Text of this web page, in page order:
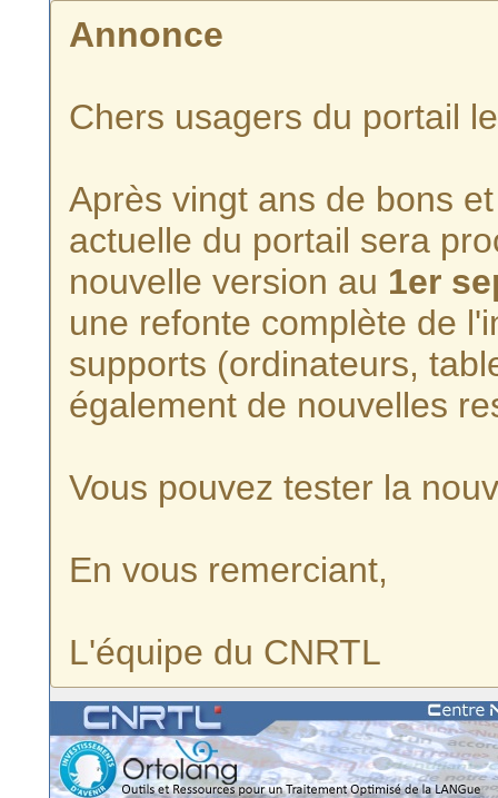
Annonce
Chers usagers du portail
Après vingt ans de bons
actuelle du portail sera
nouvelle version au 1er
une refonte complète de
supports (ordinateurs,
également de nouvelles
Vous pouvez tester la
En vous remerciant,
L'équipe du CNRTL